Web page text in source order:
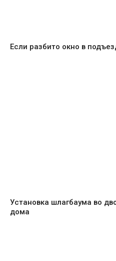
Если разбито окно в
Установка шлагбаума во
дома